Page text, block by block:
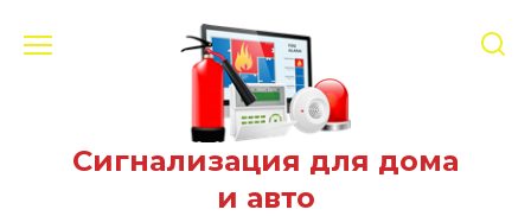
Сигнализация для дома
и авто